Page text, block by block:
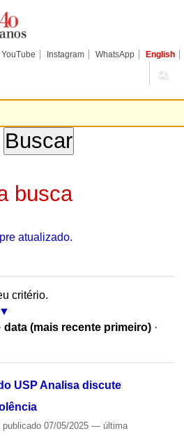
YouTube Instagram WhatsApp English
busca
atualizado.
critério.
data (mais recente primeiro) ·
USP Analisa discute
publicado07/05/2025 — última